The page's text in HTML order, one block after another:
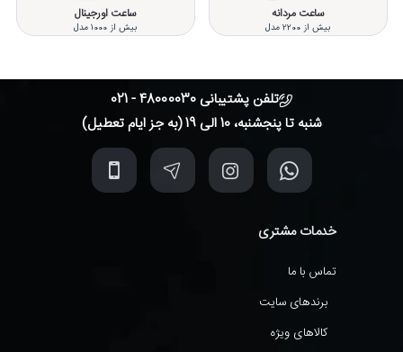
ساعت مردانه
بیش از 2200 مدل
ساعت اورجینال
بیش از 1000 مدل
تلفن پشتیبانی 48000030 - 021
شنبه تا پنجشنبه، 10 الی 19 (به جز ایام تعطیل)
خدمات مشتری
تماس با ما
برندهای سایت
کالاهای ویژه